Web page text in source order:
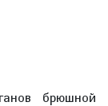
брюшной